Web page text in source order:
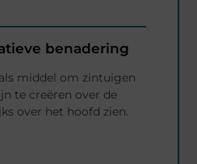
benadering
middel om zintuigen
te creëren over de
over het hoofd zien.